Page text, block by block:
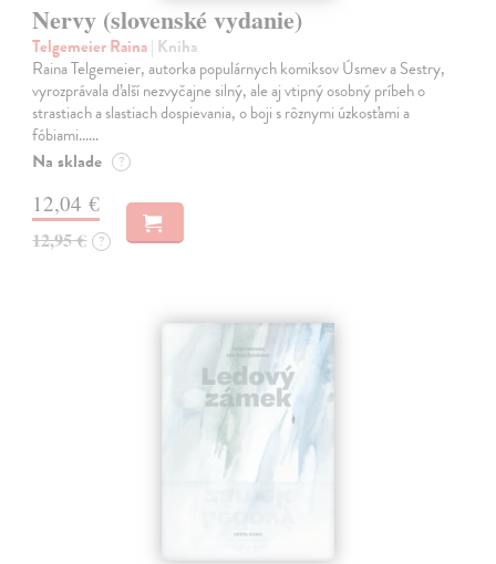
Nervy (slovenské vydanie)
Telgemeier Raina| Kniha
Raina Telgemeier, autorka populárnych komiksov Úsmev a Sestry,
vyrozprávala ďalší nezvyčajne silný, ale aj vtipný osobný príbeh o
strastiach a slastiach dospievania, o boji s rôznymi úzkosťami a
fóbiami...…
Na sklade ?
12,04 €
12,95 € ?